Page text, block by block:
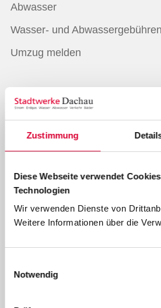
Zustimmung
Diese Webseite verwendet
Technologien
Wir verwenden Dienste von
Weitere Informationen über die
Notwendig
Abwasser
Wasser- und Abwassergebühren
Umzug melden
Elektromobilität
Übersicht E-Mobilität
Wallboxen zum Aktionspreis
Ladesäulen in Dachau
Ladelösungen für Ihr Zuhause
Ladekarte für Elektrofahrzeuge